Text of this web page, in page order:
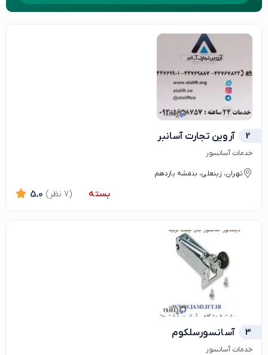
2 آروین تجارت آسانبر
خدمات آسانسور
تهران، زینعلی، بنفشه یازدهم
بسته 5.0 (7 نظر)
3 آسانسورسلکوم
خدمات آسانسور